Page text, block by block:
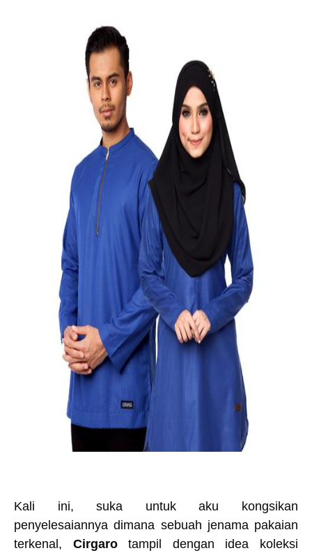
Kali ini, suka untuk aku kongsikan
penyelesaiannya dimana sebuah jenama pakaian
terkenal, Cirgarotampil dengan idea koleksi